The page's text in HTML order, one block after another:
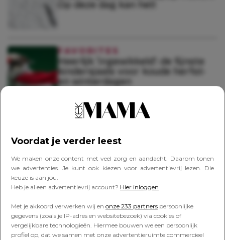
Voordat je verder leest
We maken onze content met veel zorg en aandacht. Daarom tonen
we advertenties. Je kunt ook kiezen voor advertentievrij lezen. Die
keuze is aan jou.
Heb je al een advertentievrij account? Hier inloggen
Met je akkoord verwerken wij en onze 233 partners persoonlijke
gegevens (zoals je IP-adres en websitebezoek) via cookies of
vergelijkbare technologieën. Hiermee bouwen we een persoonlijk
profiel op, dat we samen met onze advertentieruimte commercieel
Op deze dag kan het!
FAVORITES
Heerlijk ‘ingewikkeld’: de fijnste
kindersjaals voor koude herfst-
en winterdagen
UITJES & VAKANTIE
handen ineen met
draagzakkenmerk ByKay
FAVORITES
skikleding scoor je nu in de
uitverkoop